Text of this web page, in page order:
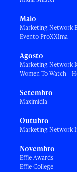
Maio
Marketing Network
Evento ProXXIma
Agosto
Marketing Network
Women To Watch -
Setembro
Maximídia
Outubro
Marketing Network
Novembro
Effie Awards
Effie College